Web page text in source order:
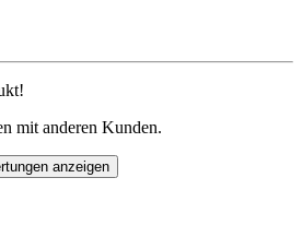
mit anderen Kunden.
anzeigen